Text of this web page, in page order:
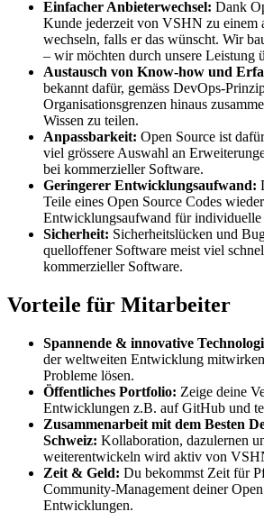
Einfacher Anbieterwechsel: Dank
Kunde jederzeit von VSHN zu einem
wechseln, falls er das wünscht. Wir
– wir möchten durch unsere Leistung
Austausch von Know-how und
bekannt dafür, gemäss DevOps-
Organisationsgrenzen hinaus
Wissen zu teilen.
Anpassbarkeit: Open Source ist
viel grössere Auswahl an
bei kommerzieller Software.
Geringerer Entwicklungsaufwand:
Teile eines Open Source Codes
Entwicklungsaufwand für
Sicherheit: Sicherheitslücken und
quelloffener Software meist viel
kommerzieller Software.
Vorteile für Mitarbeiter
Spannende & innovative
der weltweiten Entwicklung
Probleme lösen.
Öffentliches Portfolio: Zeige deine
Entwicklungen z.B. auf GitHub und
Zusammenarbeit mit dem Besten
Schweiz: Kollaboration, dazulernen
weiterentwickeln wird aktiv von
Zeit & Geld: Du bekommst Zeit für
Community-Management deiner
Entwicklungen.